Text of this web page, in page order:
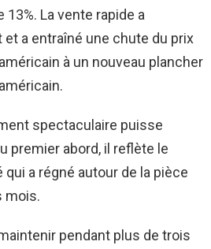
La vente rapide a
a entraîné une chute du prix
à un nouveau plancher
spectaculaire puisse
premier abord, il reflète le
a régné autour de la pièce
mois.
pendant plus de trois